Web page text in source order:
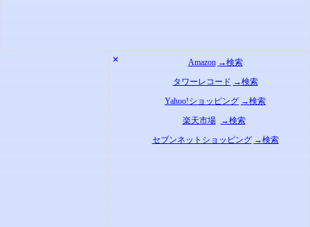
✕ Amazon →検索
タワーレコード →検索
Yahoo!ショッピング →検索
楽天市場
→検索
セブンネットショッピング →検索